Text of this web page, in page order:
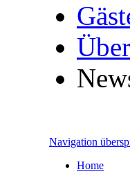
Navigation
Home